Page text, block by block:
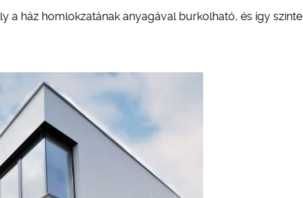
a ház homlokzatának anyagával burkolható, és így szinte